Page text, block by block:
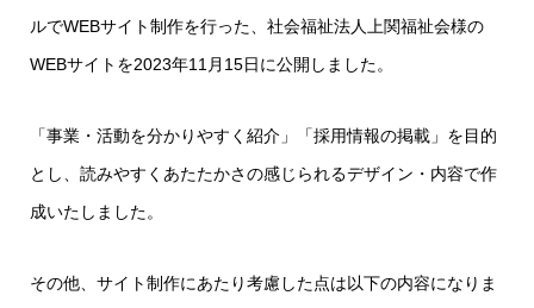
ルでWEBサイト制作を行った、社会福祉法人上関福祉会様の
WEBサイトを2023年11月15日に公開しました。
「事業・活動を分かりやすく紹介」「採用情報の掲載」を目的
とし、読みやすくあたたかさの感じられるデザイン・内容で作
成いたしました。
その他、サイト制作にあたり考慮した点は以下の内容になりま